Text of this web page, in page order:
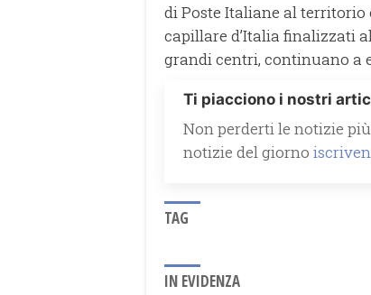
di Poste Italiane al
capillare d’Italia finalizzati
grandi centri, continuano a
Ti piacciono i nostri
Non perderti le notizie
notizie del giorno
TAG
IN EVIDENZA